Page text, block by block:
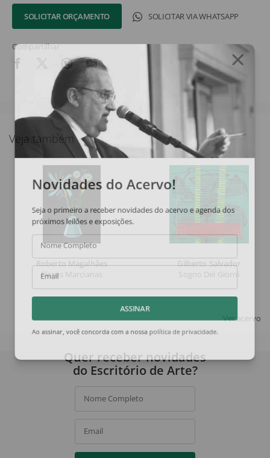
SOLICITAR ORÇAMENTO SOLICITAR VIA WHATSAPP
Compartilhar
Veja também
Roberto Magalhães
Flores Marcianas
Gilberto Salvador
Sogno Del Giorni
Ver acervo
Novidades do Acervo!
Seja o primeiro a receber novidades do acervo e agenda dos
próximos leilões e exposições.
Nome Completo
Email
ASSINAR
Quer receber novidades
do Escritório de Arte?
Nome Completo
Email